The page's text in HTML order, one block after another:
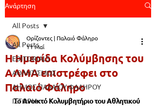
Ανάρτηση
All Posts
EDITORIALS
ΑΘΛΗΤΙΣΜΟΣ
ΔΗΜΟΣ ΠΑΛΑΙΟΥ ΦΑΛΗΡΟΥ
ΙΣΤΟΡΙΑ
All Posts
Η Ημερίδα Κολύμβησης του
ΑΛΜΑ επιστρέφει στο
Παλαιό Φάληρο
Ορίζοντες | Παλαιό Φάληρο
11 Μαΐ
Το Ανοικτό Κολυμβητήριο του Αθλητικού